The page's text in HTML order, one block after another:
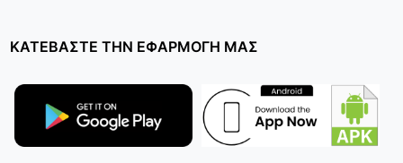
ΚΑΤΕΒΑΣΤΕ ΤΗΝ ΕΦΑΡΜΟΓΗ ΜΑΣ